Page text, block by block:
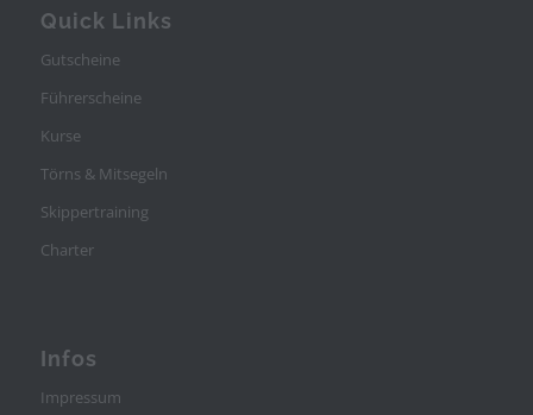
Quick Links
Gutscheine
Führerscheine
Kurse
Törns & Mitsegeln
Skippertraining
Charter
Infos
Impressum